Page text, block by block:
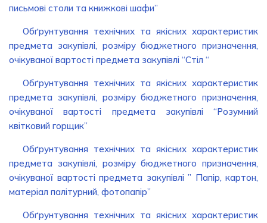
письмові столи та книжкові шафи”
Обґрунтування технічних та якісних характеристик
предмета закупівлі, розміру бюджетного призначення,
очікуваної вартості предмета закупівлі “Стіл “
Обґрунтування технічних та якісних характеристик
предмета закупівлі, розміру бюджетного призначення,
очікуваної вартості предмета закупівлі “Розумний
квітковий горщик”
Обґрунтування технічних та якісних характеристик
предмета закупівлі, розміру бюджетного призначення,
очікуваної вартості предмета закупівлі ” Папір, картон,
матеріал палітурний, фотопапір”
Обґрунтування технічних та якісних характеристик